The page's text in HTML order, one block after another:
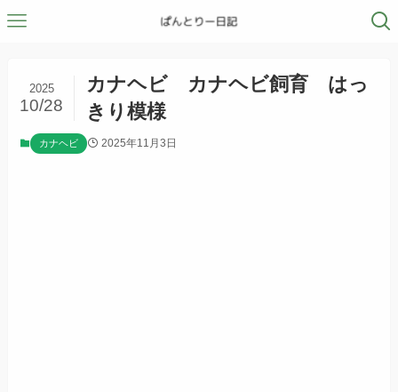
カナヘビ カナヘビ飼育 はっ
きり模様
2025
10/28
カナヘビ 2025年11月3日